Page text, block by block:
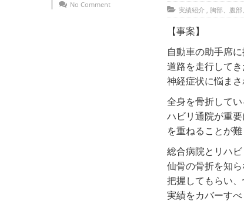
No Comment
実績紹介 , 胸部、腹
【事案】
自動車の助手席
道路を走行して
神経症状に悩ま
全身を骨折して
ハビリ通院が重
を重ねることが
総合病院とリハ
仙骨の骨折を知
把握してもらい
実績をカバーす